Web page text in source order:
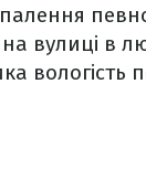
вулиці в
вологість